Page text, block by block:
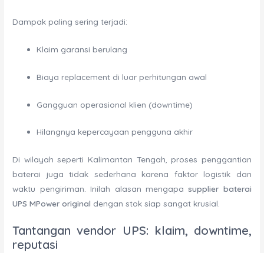
Dampak paling sering terjadi:
Klaim garansi berulang
Biaya replacement di luar perhitungan awal
Gangguan operasional klien (downtime)
Hilangnya kepercayaan pengguna akhir
Di wilayah seperti Kalimantan Tengah, proses penggantian
baterai juga tidak sederhana karena faktor logistik dan
waktu pengiriman. Inilah alasan mengapasupplier baterai
UPS MPower original dengan stok siap sangat krusial.
Tantangan vendor UPS: klaim, downtime,
reputasi